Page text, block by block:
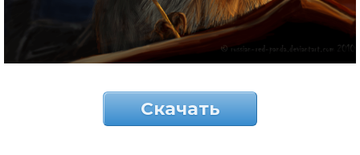
Скачать